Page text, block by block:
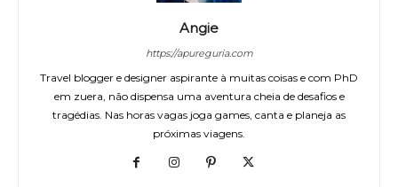
Angie
https://apureguria.com
Travel blogger e designer aspirante à muitas coisas e com PhD
em zuera, não dispensa uma aventura cheia de desafios e
tragédias. Nas horas vagas joga games, canta e planeja as
próximas viagens.